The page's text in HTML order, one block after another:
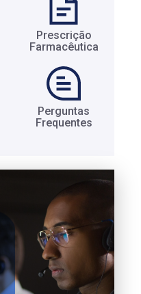
Prescrição
Farmacêutica​
Perguntas
Frequentes​